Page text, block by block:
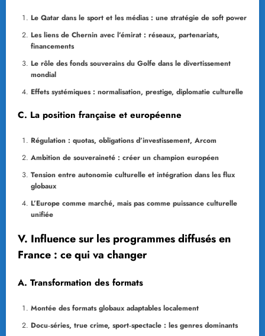
Le Qatar dans le sport et les médias : une stratégie de soft power
Les liens de Chernin avec l’émirat : réseaux, partenariats,
financements
Le rôle des fonds souverains du Golfe dans le divertissement
mondial
Effets systémiques : normalisation, prestige, diplomatie culturelle
C. La position française et européenne
Régulation : quotas, obligations d’investissement, Arcom
Ambition de souveraineté : créer un champion européen
Tension entre autonomie culturelle et intégration dans les flux
globaux
L’Europe comme marché, mais pas comme puissance culturelle
unifiée
V. Influence sur les programmes diffusés en
France : ce qui va changer
A. Transformation des formats
Montée des formats globaux adaptables localement
Docu‑séries, true crime, sport‑spectacle : les genres dominants